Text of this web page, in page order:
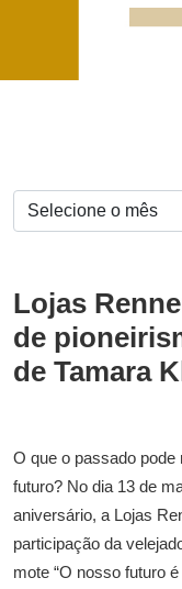
Lojas
de
de Tamara
O que o passado
futuro? No dia 13 de
aniversário, a Lojas
participação da
mote “O nosso futuro